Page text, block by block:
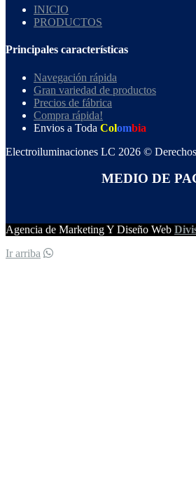
INICIO
PRODUCTOS
Principales características
Navegación rápida
Gran variedad de productos
Precios de fábrica
Compra rápida!
Envios a Toda Colombia
Electroiluminaciones LC 2026 ©
MEDIO DE
Agencia de Marketing Y Diseño Web
Ir arriba